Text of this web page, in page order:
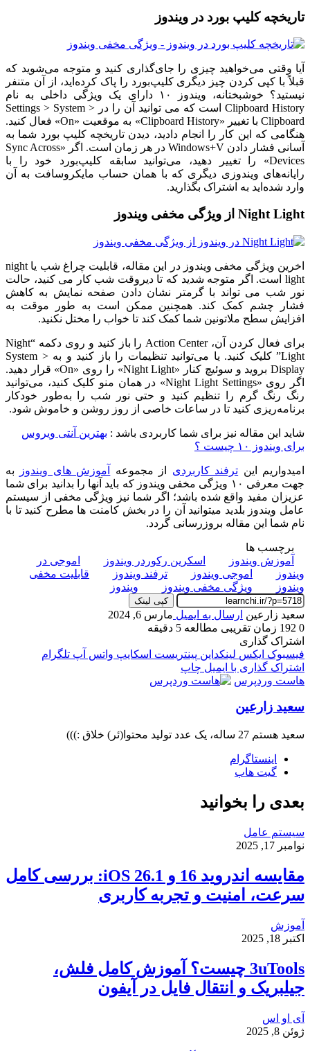
تاریخچه کلیپ بورد در ویندوز
آیا وقتی می‌خواهید چیزی را جای‌گذاری کنید و متوجه می‌شوید که
قبلاً با کپی کردن چیز دیگری کلیپ‌بورد را پاک کرده‌اید، از آن متنفر
نیستید؟ خوشبختانه، ویندوز ۱۰ دارای یک ویژگی داخلی به نام
Clipboard History است که می توانید آن را در Settings > System >
Clipboard با تغییر «Clipboard History» به موقعیت «On» فعال کنید.
هنگامی که این کار را انجام دادید، دیدن تاریخچه کلیپ بورد شما به
آسانی فشار دادن Windows+V در هر زمان است. اگر «Sync Across
Devices» را تغییر دهید، می‌توانید سابقه کلیپ‌بورد خود را با
رایانه‌های ویندوزی دیگری که با همان حساب مایکروسافت به آن
وارد شده‌اید به اشتراک بگذارید.
Night Light از ویژگی مخفی ویندوز
اخرین ویژگی مخفی ویندوز در این مقاله، قابلیت چراغ شب یا night
light است. اگر متوجه شدید که تا دیروقت شب کار می کنید، حالت
نور شب می تواند با گرمتر نشان دادن صفحه نمایش به کاهش
فشار چشم کمک کند. همچنین ممکن است به طور موقت به
افزایش سطح ملاتونین شما کمک کند تا خواب را مختل نکنید.
برای فعال کردن آن، Action Center را باز کنید و روی دکمه “Night
Light” کلیک کنید. یا می‌توانید تنظیمات را باز کنید و به System >
Display بروید و سوئیچ کنار «Night Light» را روی «On» قرار دهید.
اگر روی «Night Light Settings» در همان منو کلیک کنید، می‌توانید
رنگ رنگ گرم را تنظیم کنید و حتی نور شب را به‌طور خودکار
برنامه‌ریزی کنید تا در ساعات خاصی از روز روشن و خاموش شود.
شاید این مقاله نیز برای شما کاربردی باشد : بهترین آنتی ویروس
برای ویندوز ۱۰ چیست ؟
امیدواریم این ترفند کاربردی از مجموعه آموزش های ویندوز
به
جهت معرفی ۱۰ ویژگی مخفی ویندوز که باید آنها را بدانید برای شما
عزیزان مفید واقع شده باشد؛ اگر شما نیز ویژگی مخفی از سیستم
عامل ویندوز بلدید میتوانید آن را در بخش کامنت ها مطرح کنید تا با
نام شما این مقاله بروزرسانی گردد.
برچسب ها
آموزش ویندوز
اسکرین رکوردر ویندوز
اموجی در
ویندوز
اموجی ویندوز ترفند ویندوز
قابلیت مخفی
ویندوز
ویژگی مخفی ویندوز ویندوز
کپی لینک
سعید زارعین ارسال به ایمیل مارس 6, 2024
0
زمان تقریبی مطالعه 5 دقیقه
اشتراک گذاری
فیسبوک ایکس لینکداین پینتریست اسکایپ واتس آپ تلگرام
اشتراک گذاری با ایمیل چاپ
هاست وردپرس
سعید زارعین
سعید هستم 27 ساله، یک عدد تولید محتوا(ئر) خلاق :)))
اینستاگرام
گیت ‌هاب
بعدی را بخوانید
سیستم عامل
نوامبر 17, 2025
مقایسه اندروید 16 و iOS 26.1: بررسی کامل
سرعت، امنیت و تجربه کاربری
آموزش
اکتبر 18, 2025
3uTools چیست؟ آموزش کامل فلش،
جیلبریک و انتقال فایل در آیفون
آی او اس
ژوئن 8, 2025